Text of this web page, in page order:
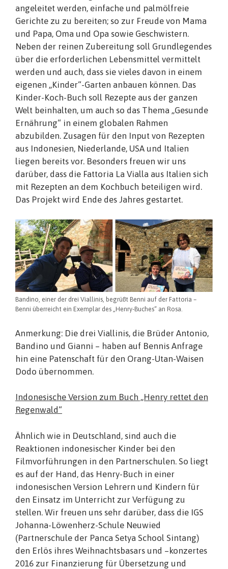
angeleitet werden, einfache und palmölfreie
Gerichte zu zu bereiten; so zur Freude von Mama
und Papa, Oma und Opa sowie Geschwistern.
Neben der reinen Zubereitung soll Grundlegendes
über die erforderlichen Lebensmittel vermittelt
werden und auch, dass sie vieles davon in einem
eigenen „Kinder“-Garten anbauen können. Das
Kinder-Koch-Buch soll Rezepte aus der ganzen
Welt beinhalten, um auch so das Thema „Gesunde
Ernährung“ in einem globalen Rahmen
abzubilden. Zusagen für den Input von Rezepten
aus Indonesien, Niederlande, USA und Italien
liegen bereits vor. Besonders freuen wir uns
darüber, dass die Fattoria La Vialla aus Italien sich
mit Rezepten an dem Kochbuch beteiligen wird.
Das Projekt wird Ende des Jahres gestartet.
Bandino, einer der drei Viallinis, begrüßt Benni auf der Fattoria –
Benni überreicht ein Exemplar des „Henry-Buches“ an Rosa.
Anmerkung: Die drei Viallinis, die Brüder Antonio,
Bandino und Gianni – haben auf Bennis Anfrage
hin eine Patenschaft für den Orang-Utan-Waisen
Dodo übernommen.
Indonesische Version zum Buch „Henry rettet den
Regenwald“
Ähnlich wie in Deutschland, sind auch die
Reaktionen indonesischer Kinder bei den
Filmvorführungen in den Partnerschulen. So liegt
es auf der Hand, das Henry-Buch in einer
indonesischen Version Lehrern und Kindern für
den Einsatz im Unterricht zur Verfügung zu
stellen. Wir freuen uns sehr darüber, dass die IGS
Johanna-Löwenherz-Schule Neuwied
(Partnerschule der Panca Setya School Sintang)
den Erlös ihres Weihnachtsbasars und –konzertes
2016 zur Finanzierung für Übersetzung und